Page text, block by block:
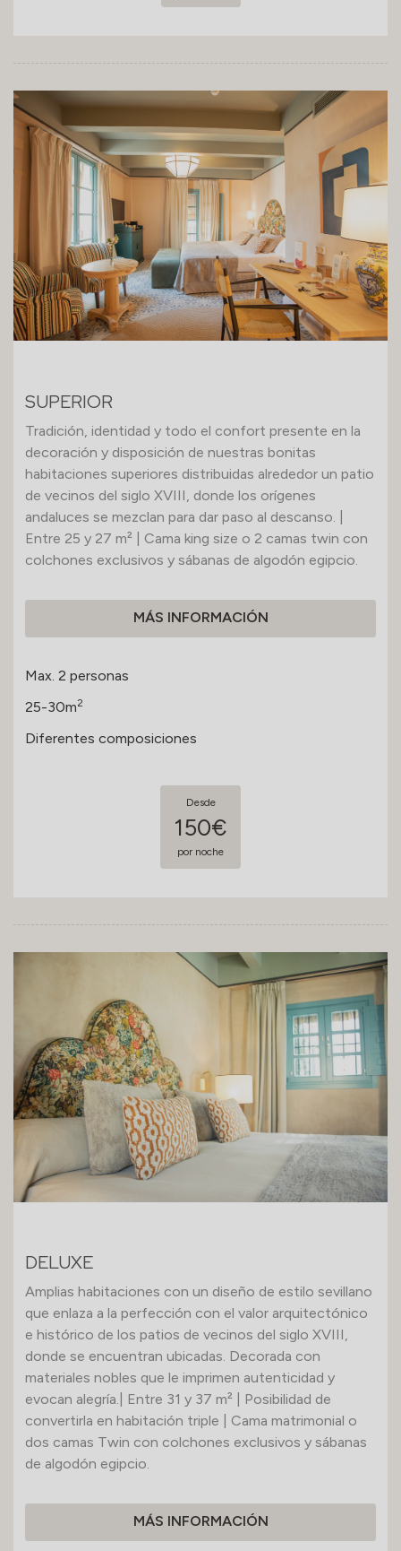
SUPERIOR
Tradición, identidad y todo el confort presente en la
decoración y disposición de nuestras bonitas
habitaciones superiores distribuidas alrededor un patio
de vecinos del siglo XVIII, donde los orígenes
andaluces se mezclan para dar paso al descanso. |
Entre 25 y 27 m² | Cama king size o 2 camas twin con
colchones exclusivos y sábanas de algodón egipcio.
MÁS INFORMACIÓN
Max. 2 personas
25-30m2
Diferentes composiciones
Desde
150€
por noche
DELUXE
Amplias habitaciones con un diseño de estilo sevillano
que enlaza a la perfección con el valor arquitectónico
e histórico de los patios de vecinos del siglo XVIII,
donde se encuentran ubicadas. Decorada con
materiales nobles que le imprimen autenticidad y
evocan alegría.| Entre 31 y 37 m² | Posibilidad de
convertirla en habitación triple | Cama matrimonial o
dos camas Twin con colchones exclusivos y sábanas
de algodón egipcio.
MÁS INFORMACIÓN